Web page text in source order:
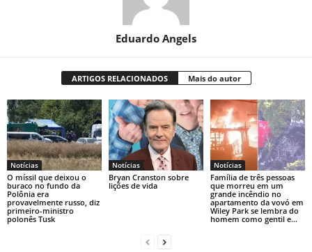
Eduardo Angels
ARTIGOS RELACIONADOS Mais do autor
Notícias
O míssil que deixou o
buraco no fundo da
Polônia era
provavelmente russo, diz
primeiro-ministro
polonês Tusk
Notícias
Bryan Cranston sobre
lições de vida
Notícias
Família de três pessoas
que morreu em um
grande incêndio no
apartamento da vovó em
Wiley Park se lembra do
homem como gentil e...